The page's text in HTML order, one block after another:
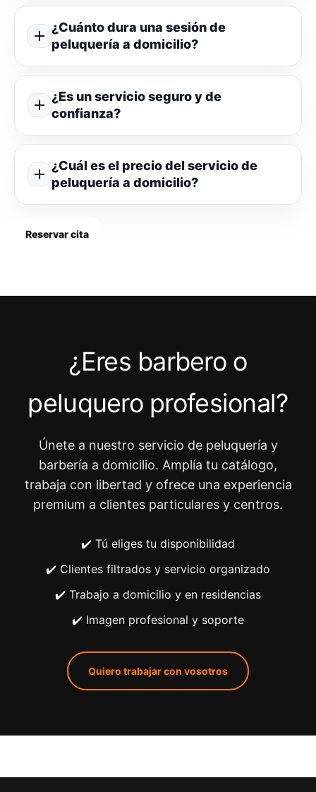
¿Cuánto dura una sesión de
peluquería a domicilio?
¿Es un servicio seguro y de
confianza?
¿Cuál es el precio del servicio de
peluquería a domicilio?
Reservar cita
¿Eres barbero o
peluquero profesional?
Únete a nuestro servicio de peluquería y
barbería a domicilio. Amplía tu catálogo,
trabaja con libertad y ofrece una experiencia
premium a clientes particulares y centros.
✔️ Tú eliges tu disponibilidad
✔️ Clientes filtrados y servicio organizado
✔️ Trabajo a domicilio y en residencias
✔️ Imagen profesional y soporte
Quiero trabajar con vosotros